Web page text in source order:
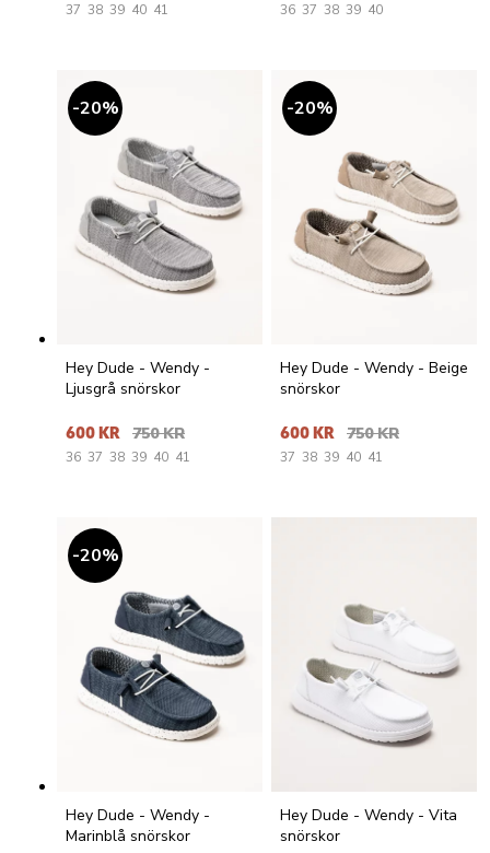
37 38 39 40 41 36 37 38 39 40
20%
Hey Dude - Wendy -
Ljusgrå snörskor
600 KR 750 KR
36 37 38 39 40 41
20%
Hey Dude - Wendy - Beige
snörskor
600 KR 750 KR
37 38 39 40 41
20%
Hey Dude - Wendy -
Marinblå snörskor
Hey Dude - Wendy - Vita
snörskor